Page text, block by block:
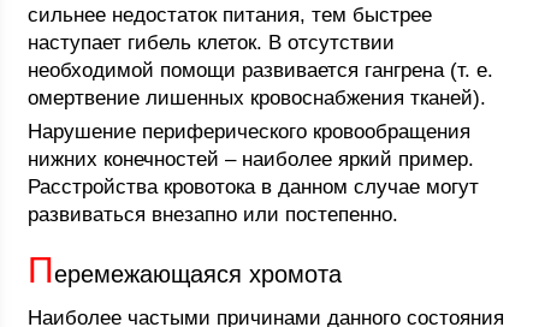
сильнее недостаток питания, тем быстрее
наступает гибель клеток. В отсутствии
необходимой помощи развивается гангрена (т. е.
омертвение лишенных кровоснабжения тканей).
Нарушение периферического кровообращения
нижних конечностей – наиболее яркий пример.
Расстройства кровотока в данном случае могут
развиваться внезапно или постепенно.
Перемежающаяся хромота
Наиболее частыми причинами данного состояния